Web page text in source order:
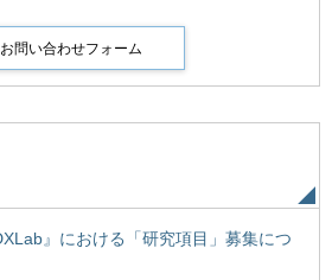
』における「研究項目」募集につ